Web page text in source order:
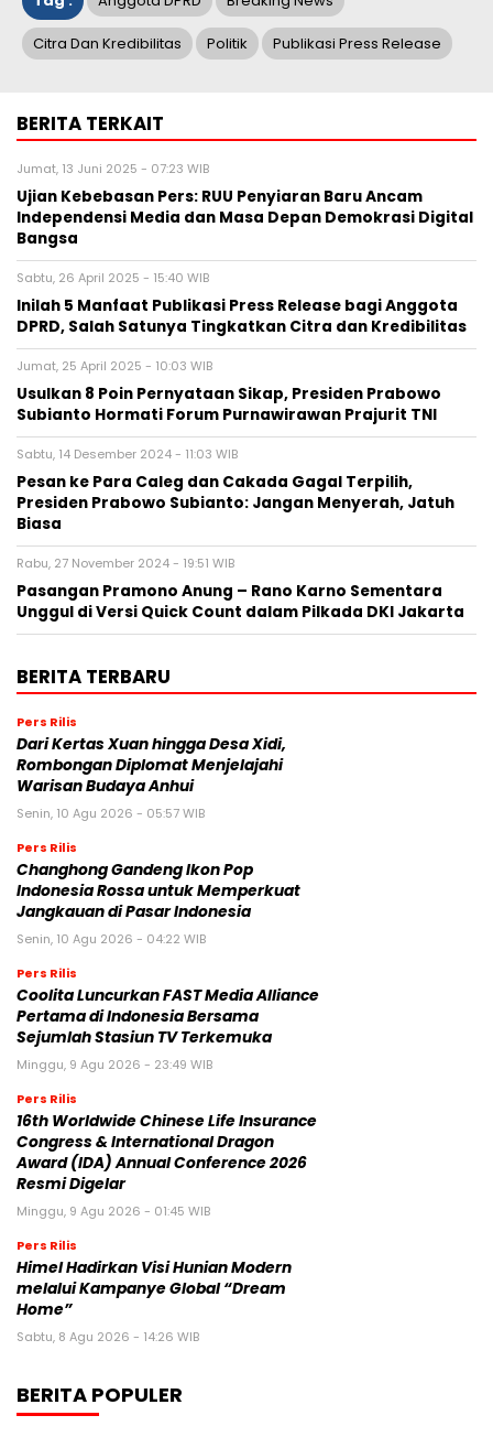
Citra Dan Kredibilitas Politik Publikasi Press Release
BERITA TERKAIT
Jumat, 13 Juni 2025 - 07:23 WIB
Ujian Kebebasan Pers: RUU Penyiaran Baru Ancam
Independensi Media dan Masa Depan Demokrasi Digital
Bangsa
Sabtu, 26 April 2025 - 15:40 WIB
Inilah 5 Manfaat Publikasi Press Release bagi Anggota
DPRD, Salah Satunya Tingkatkan Citra dan Kredibilitas
Jumat, 25 April 2025 - 10:03 WIB
Usulkan 8 Poin Pernyataan Sikap, Presiden Prabowo
Subianto Hormati Forum Purnawirawan Prajurit TNI
Sabtu, 14 Desember 2024 - 11:03 WIB
Pesan ke Para Caleg dan Cakada Gagal Terpilih,
Presiden Prabowo Subianto: Jangan Menyerah, Jatuh
Biasa
Rabu, 27 November 2024 - 19:51 WIB
Pasangan Pramono Anung – Rano Karno Sementara
Unggul di Versi Quick Count dalam Pilkada DKI Jakarta
BERITA TERBARU
Pers Rilis
Dari Kertas Xuan hingga Desa Xidi,
Rombongan Diplomat Menjelajahi
Warisan Budaya Anhui
Senin, 10 Agu 2026 - 05:57 WIB
Pers Rilis
Changhong Gandeng Ikon Pop
Indonesia Rossa untuk Memperkuat
Jangkauan di Pasar Indonesia
Senin, 10 Agu 2026 - 04:22 WIB
Pers Rilis
Coolita Luncurkan FAST Media Alliance
Pertama di Indonesia Bersama
Sejumlah Stasiun TV Terkemuka
Minggu, 9 Agu 2026 - 23:49 WIB
Pers Rilis
16th Worldwide Chinese Life Insurance
Congress & International Dragon
Award (IDA) Annual Conference 2026
Resmi Digelar
Minggu, 9 Agu 2026 - 01:45 WIB
Pers Rilis
Himel Hadirkan Visi Hunian Modern
melalui Kampanye Global “Dream
Home”
Sabtu, 8 Agu 2026 - 14:26 WIB
BERITA POPULER